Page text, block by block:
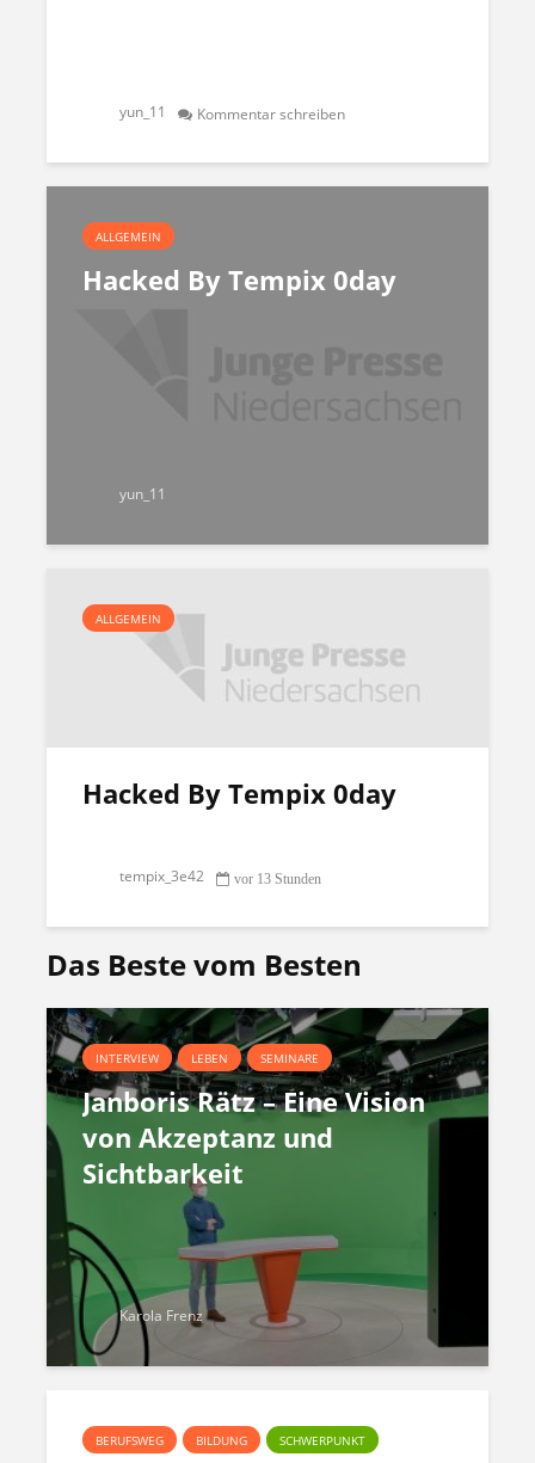
yun_11 Kommentar schreiben
ALLGEMEIN
Hacked By Tempix 0day
yun_11
ALLGEMEIN
Hacked By Tempix 0day
tempix_3e42 vor 13 Stunden
Das Beste vom Besten
INTERVIEW LEBEN SEMINARE
Janboris Rätz – Eine Vision
von Akzeptanz und
Sichtbarkeit
Karola Frenz
BERUFSWEG BILDUNG SCHWERPUNKT